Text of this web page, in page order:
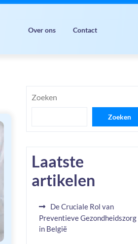
Over ons Contact
Zoeken
Zoeken
Laatste
artikelen
De Cruciale Rol van
Preventieve Gezondheidszorg
in België